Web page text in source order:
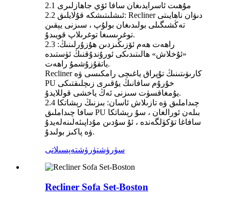
2.1 مۇھىت ئاسرايدىغان سافا ئۆي جاھازلىرى
2.2 ئىشلىتىشكە قۇلايلىق: Recliner دىۋان ناھايىتى
تەڭشىگىلى بولىدىغان بولۇپ ، سىزنى يېقىن
توغرىسىغا توغرىلاپ قويىدۇ.
2.3 راھەت ھەم ئۆزىڭىزدىن ھۇزۇرلىنىڭ:
«ئۇخلاش» ھالىتىدىكى ئورۇندۇقنىڭ ئۈستىدە
ياتقۇزۇشمۇ راھەت.
Recliner كارىۋىتىنىڭ تۇپراق ياغىچى رامكىسى ۋە
PU خۇرۇم سافانىڭ يۇقىرى زىچلىقتىكى
يۇمغاقسۈت سىزنى ئەڭ ياخشى قوللايدۇ.
2.4 چىداملىق ۋە تازىلاش ئاسان: بىزنىڭ رېشاتكا
سافا چىداملىق PU بىلەن ئورالغان ، سۇ رېشاتكا
سافاغا تۆكۈلگەندە ، ئۇ سۇدىن مۇداپىئەلىنەلەيدۇ
ۋە پاكىز بولىدۇ.
سۈرۈشتۈرۈشتەپسىلاتى
Recliner Sofa Set-Boston